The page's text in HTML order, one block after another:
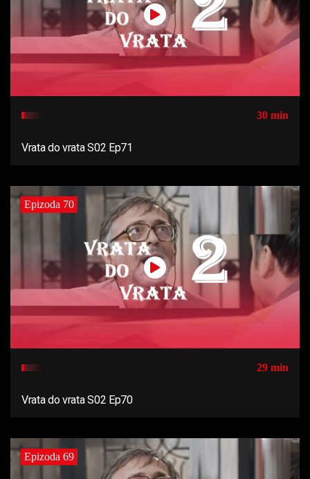
30 min
Vrata do vrata S02 Ep71
Epizoda 70
29 min
Vrata do vrata S02 Ep70
Epizoda 69